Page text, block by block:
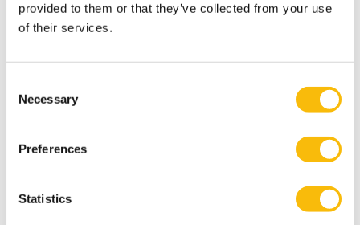
provided to them or that they’ve collected from your use
of their services.
Selection
Necessary
Preferences
Statistics
Streng maar positief
Wat maakt hem een goede scriptiebegeleider? Een
combinatie van streng zijn en de studenten
“Bijvoorbeeld ‘in de literatuur staat dat…’. Ik ben er
begin geef ik veel feedback, zodat ze weten welk niveau
hij ook belangrijk: “Je ziet dat studenten in de loop van
het traject steeds beter worden in het schrijven en het